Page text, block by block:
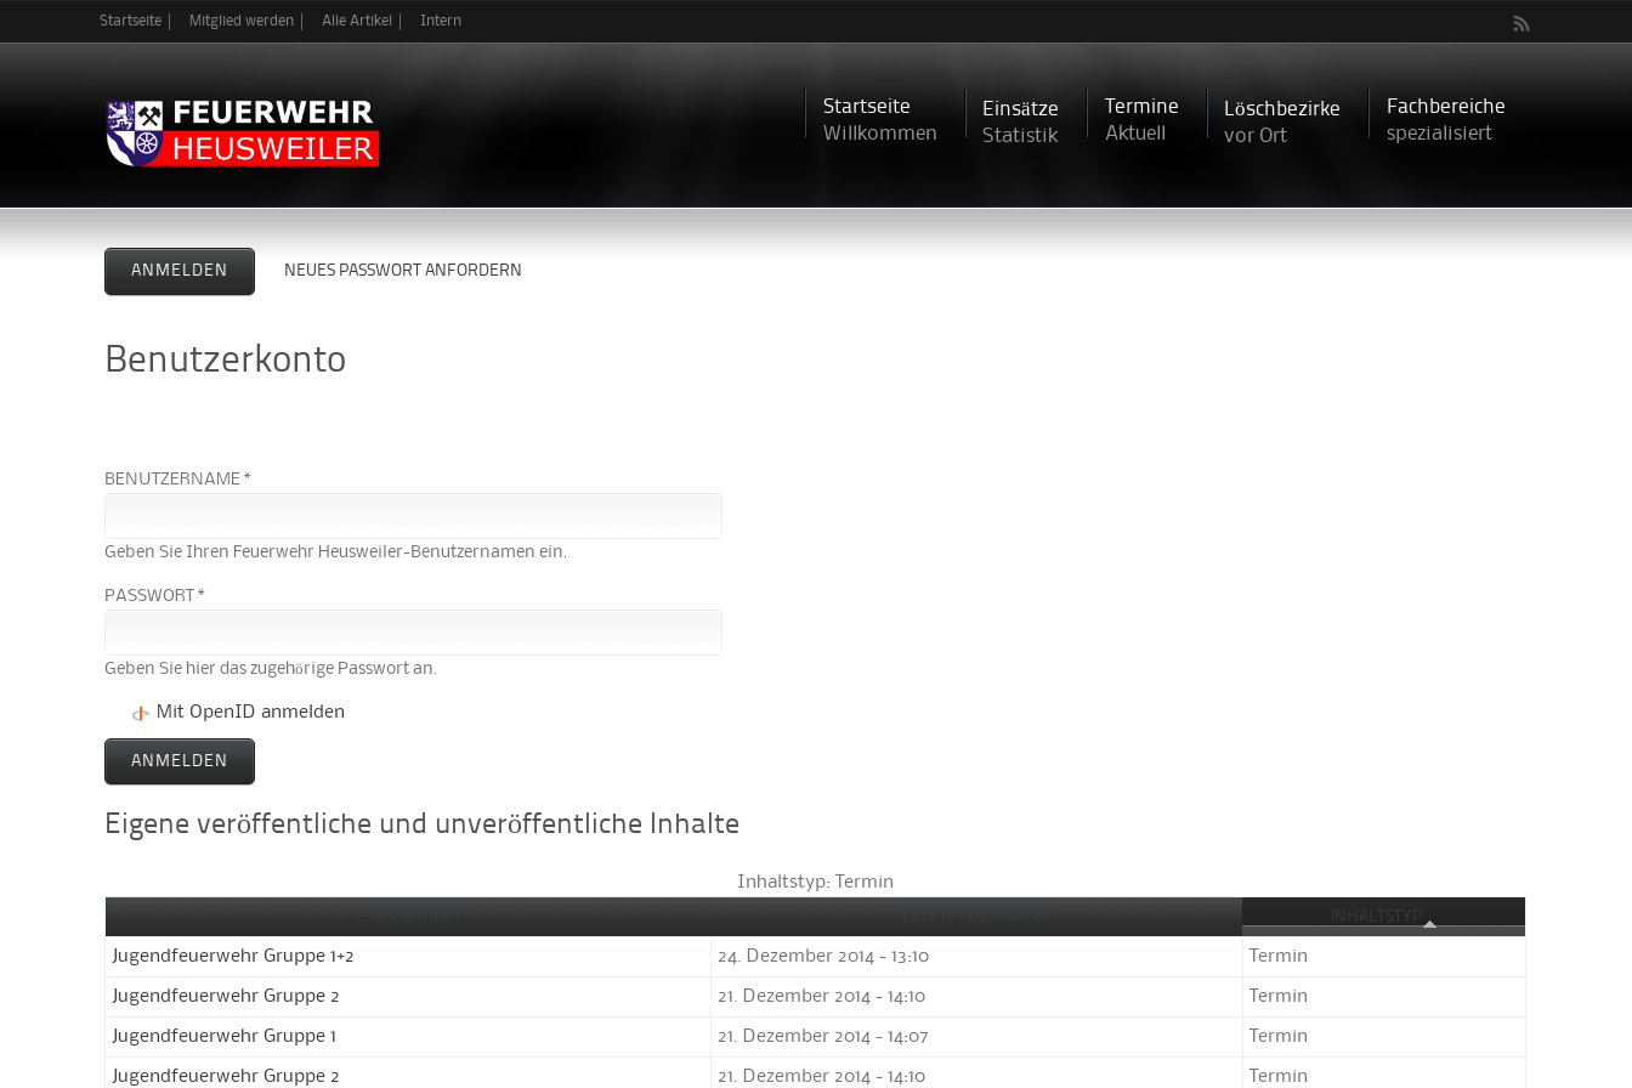
zum
Startseite Mitglied werden Alle Artikel Intern
Startseite
Willkommen
Einsätze
Statistik
Termine
Aktuell
Löschbezirke
vor Ort
Fachbereiche
spezialisiert
ANMELDEN (AKTIVER REITER)
NEUES PASSWORT ANFORDERN
Benutzerkonto
BENUTZERNAME *
Geben Sie Ihren Feuerwehr Heusweiler-Benutzernamen ein.
PASSWORT *
Geben Sie hier das zugehörige Passwort an.
Mit OpenID anmelden
Eigene veröffentliche und unveröffentliche Inhalte
Inhaltstyp: Termin
INHALTSTYP
Jugendfeuerwehr Gruppe 1+2 24. Dezember 2014 - 13:10 Termin
Jugendfeuerwehr Gruppe 2 21. Dezember 2014 - 14:10 Termin
Jugendfeuerwehr Gruppe 1 21. Dezember 2014 - 14:07 Termin
Jugendfeuerwehr Gruppe 2 21. Dezember 2014 - 14:10 Termin